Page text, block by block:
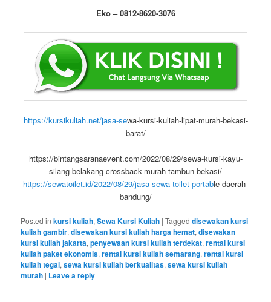
Eko – 0812-8620-3076
https://kursikuliah.net/jasa-sewa-kursi-kuliah-lipat-murah-bekasi-
barat/
https://bintangsaranaevent.com/2022/08/29/sewa-kursi-kayu-
silang-belakang-crossback-murah-tambun-bekasi/
https://sewatoilet.id/2022/08/29/jasa-sewa-toilet-portable-daerah-
bandung/
Posted in kursi kuliah,Sewa Kursi Kuliah |Tagged disewakan kursi
kuliah gambir,disewakan kursi kuliah harga hemat,disewakan
kursi kuliah jakarta,penyewaan kursi kuliah terdekat,rental kursi
kuliah paket ekonomis,rental kursi kuliah semarang,rental kursi
kuliah tegal,sewa kursi kuliah berkualitas,sewa kursi kuliah
murah | Leave a reply